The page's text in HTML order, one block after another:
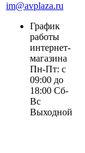
im@avplaza.ru
График
работы
интернет-
магазина
Пн-Пт: с
09:00 до
18:00 Сб-
Вс
Выходной